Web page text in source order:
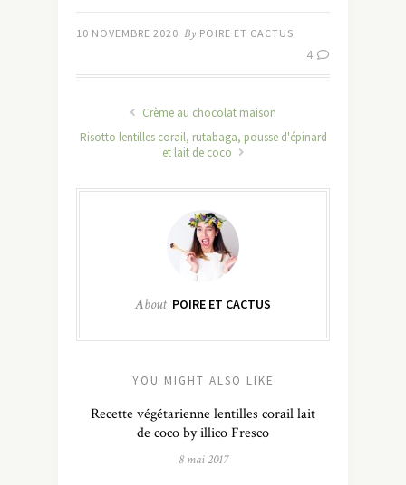
10 NOVEMBRE 2020 By POIRE ET CACTUS
4
Crème au chocolat maison
Risotto lentilles corail, rutabaga, pousse d'épinard
et lait de coco
About POIRE ET CACTUS
YOU MIGHT ALSO LIKE
Recette végétarienne lentilles corail lait
de coco by illico Fresco
8 mai 2017